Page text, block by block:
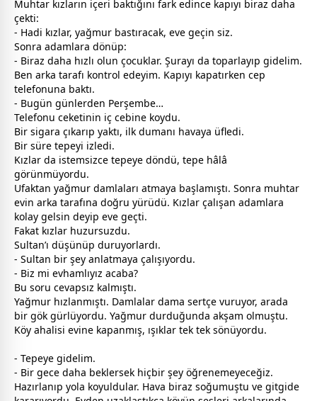
Muhtar kızların içeri baktığını fark edince kapıyı biraz daha
çekti:
- Hadi kızlar, yağmur bastıracak, eve geçin siz.
Sonra adamlara dönüp:
- Biraz daha hızlı olun çocuklar. Şurayı da toparlayıp gidelim.
Ben arka tarafı kontrol edeyim. Kapıyı kapatırken cep
telefonuna baktı.
- Bugün günlerden Perşembe…
Telefonu ceketinin iç cebine koydu.
Bir sigara çıkarıp yaktı, ilk dumanı havaya üfledi.
Bir süre tepeyi izledi.
Kızlar da istemsizce tepeye döndü, tepe hâlâ
görünmüyordu.
Ufaktan yağmur damlaları atmaya başlamıştı. Sonra muhtar
evin arka tarafına doğru yürüdü. Kızlar çalışan adamlara
kolay gelsin deyip eve geçti.
Fakat kızlar huzursuzdu.
Sultan’ı düşünüp duruyorlardı.
- Sultan bir şey anlatmaya çalışıyordu.
- Biz mi evhamlıyız acaba?
Bu soru cevapsız kalmıştı.
Yağmur hızlanmıştı. Damlalar dama sertçe vuruyor, arada
bir gök gürlüyordu. Yağmur durduğunda akşam olmuştu.
Köy ahalisi evine kapanmış, ışıklar tek tek sönüyordu.
- Tepeye gidelim.
- Bir gece daha beklersek hiçbir şey öğrenemeyeceğiz.
Hazırlanıp yola koyuldular. Hava biraz soğumuştu ve gitgide